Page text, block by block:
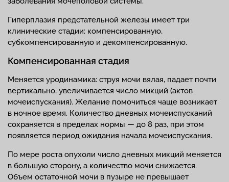
Гиперплазия предстательной железы имеет три
клинические стадии: компенсированную,
субкомпенсированную и декомпенсированную.
Компенсированная стадия
Меняется уродинамика: струя мочи вялая, падает почти
вертикально, увеличивается число микций (актов
мочеиспускания). Желание помочиться чаще возникает
в ночное время. Количество дневных мочеиспусканий
сохраняется в пределах нормы — до 8 раз, при этом
появляется период ожидания начала мочеиспускания.
По мере роста опухоли число дневных микций меняется
в большую сторону, а количество мочи снижается.
Объем остаточной мочи в пузыре не превышает